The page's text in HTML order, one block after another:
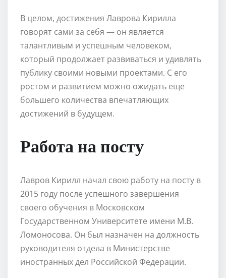
В целом, достижения Лаврова Кирилла
говорят сами за себя — он является
талантливым и успешным человеком,
который продолжает развиваться и удивлять
публику своими новыми проектами. С его
ростом и развитием можно ожидать еще
большего количества впечатляющих
достижений в будущем.
Работа на посту
Лавров Кирилл начал свою работу на посту в
2015 году после успешного завершения
своего обучения в Московском
Государственном Университете имени М.В.
Ломоносова. Он был назначен на должность
руководителя отдела в Министерстве
иностранных дел Российской Федерации.